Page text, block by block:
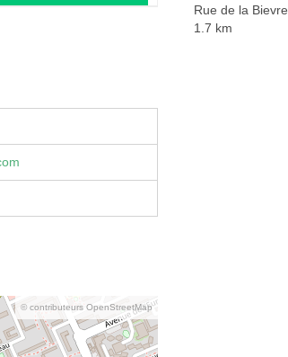
© contributeurs OpenStreetMap
Rue de la Bievre
1.7 km